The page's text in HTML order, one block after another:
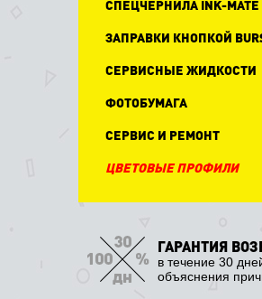
СПЕЦЧЕРНИЛА INK-MATE
ЗАПРАВКИ КНОПКОЙ
СЕРВИСНЫЕ ЖИДКОСТИ
ФОТОБУМАГА
СЕРВИС И РЕМОНТ
ЦВЕТОВЫЕ ПРОФИЛИ
ГАРАНТИЯ
в течение 30
объяснения